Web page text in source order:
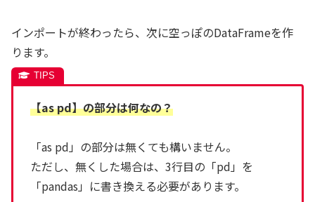
インポートが終わったら、次に空っぽのDataFrameを作
ります。
【as pd】の部分は何なの？
「as pd」の部分は無くても構いません。
ただし、無くした場合は、3行目の「pd」を
「pandas」に書き換える必要があります。